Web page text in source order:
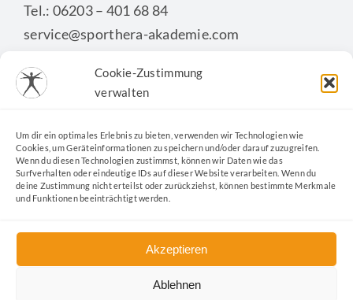
Cookie-Zustimmung
verwalten
Um dir ein optimales Erlebnis zu bieten, verwenden wir Technologien wie
Cookies, um Geräteinformationen zu speichern und/oder darauf zuzugreifen.
Wenn du diesen Technologien zustimmst, können wir Daten wie das
Surfverhalten oder eindeutige IDs auf dieser Website verarbeiten. Wenn du
deine Zustimmung nicht erteilst oder zurückziehst, können bestimmte Merkmale
und Funktionen beeinträchtigt werden.
Akzeptieren
Ablehnen
Tel.: 06203 – 401 68 84
service@sporthera-akademie.com
Impressum|